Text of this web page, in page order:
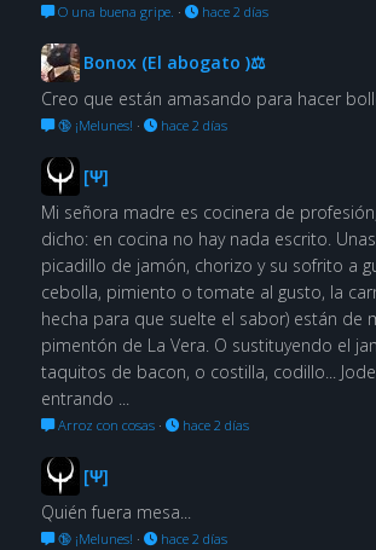
O una buena gripe. · hace 2 días
Bonox (El abogato )⚖
Creo que están amasando para hacer
🔞 ¡Melunes! · hace 2 días
[Ψ]
Mi señora madre es cocinera de
dicho: en cocina no hay nada escrito.
picadillo de jamón, chorizo y su sofrito a
cebolla, pimiento o tomate al gusto, la
hecha para que suelte el sabor) están de
pimentón de La Vera. O sustituyendo el
taquitos de bacon, o costilla, codillo...
entrando ...
Arroz con cosas· hace 2 días
[Ψ]
Quién fuera mesa...
🔞 ¡Melunes! · hace 2 días